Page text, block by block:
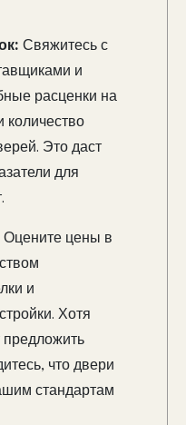
Свяжитесь с
и
расценки на
количество
Это даст
для
Оцените цены в
и
Хотя
что двери
стандартам